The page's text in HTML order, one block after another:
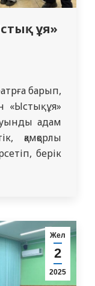
ұя»
барып,
«Ыстық ұя»
адам
қамқорлық
берік
Осындай
құрмет
Жел
2
2025